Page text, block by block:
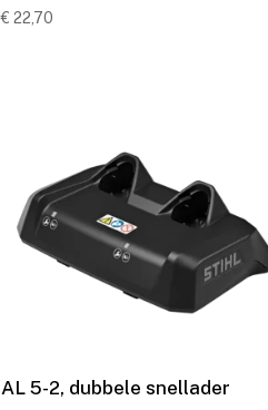
€ 22,70
AL 5-2, dubbele snellader